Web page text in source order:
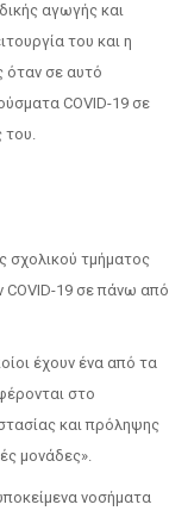
αγωγής και
του και η
όταν σε αυτό
COVID-19 σε
του.
σχολικού τμήματος
19 σε πάνω από
έχουν ένα από τα
στο
και πρόληψης
μονάδες».
νοσήματα